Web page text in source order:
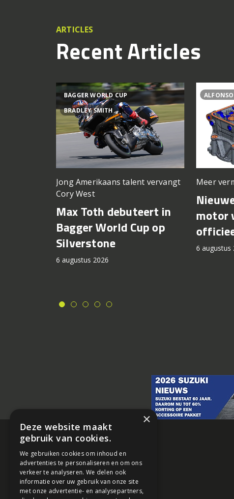
ARTICLES
Recent Articles
BAGGER WORLD CUP
BRADLEY SMITH
Jong Amerikaans talent vervangt
Cory West
Max Toth debuteert in
Bagger World Cup op
Silverstone
6 augustus 2026
Meer
motor
6 augustus
×
Deze website maakt
gebruik van cookies.
We gebruiken cookies om inhoud en
advertenties te personaliseren en om ons
verkeer te analyseren. We delen ook
informatie over uw gebruik van onze site
met onze advertentie- en analysepartners,